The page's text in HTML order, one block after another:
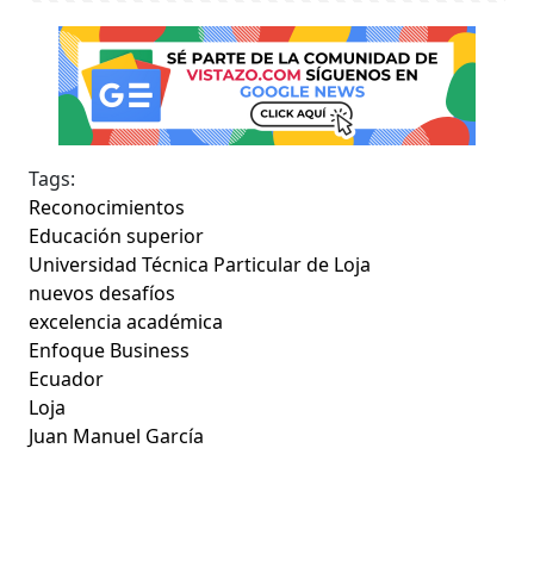
Tags:
Reconocimientos
Educación superior
Universidad Técnica Particular de Loja
nuevos desafíos
excelencia académica
Enfoque Business
Ecuador
Loja
Juan Manuel García